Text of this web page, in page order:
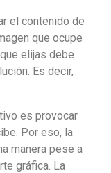
el contenido de
que ocupe
elijas debe
Es decir,
es provocar
Por eso, la
manera pese a
gráfica. La